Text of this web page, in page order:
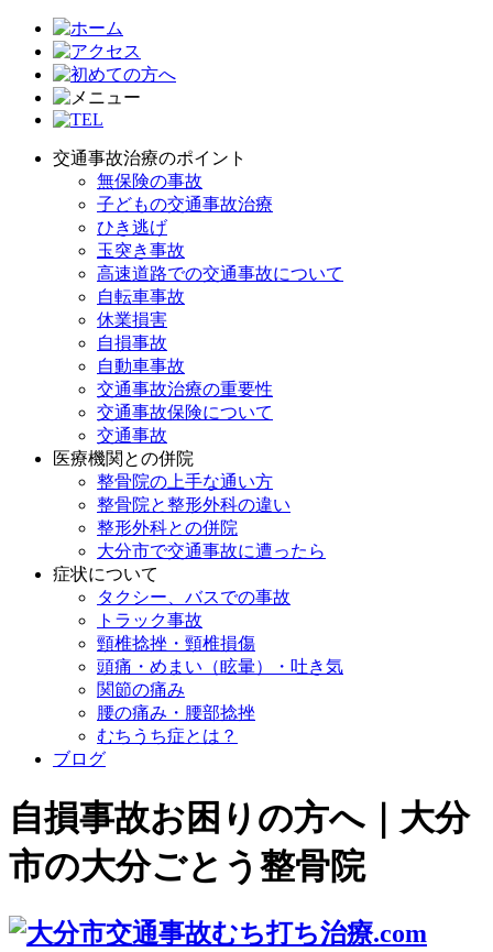
交通事故治療のポイント
無保険の事故
子どもの交通事故治療
ひき逃げ
玉突き事故
高速道路での交通事故について
自転車事故
休業損害
自損事故
自動車事故
交通事故治療の重要性
交通事故保険について
交通事故
医療機関との併院
整骨院の上手な通い方
整骨院と整形外科の違い
整形外科との併院
大分市で交通事故に遭ったら
症状について
タクシー、バスでの事故
トラック事故
頸椎捻挫・頸椎損傷
頭痛・めまい（眩暈）・吐き気
関節の痛み
腰の痛み・腰部捻挫
むちうち症とは？
ブログ
自損事故お困りの方へ｜大分
市の大分ごとう整骨院